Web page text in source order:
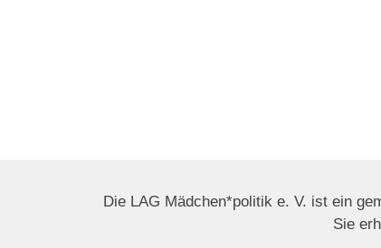
Die LAG Mädchen*politik e. V. ist ein
Sie